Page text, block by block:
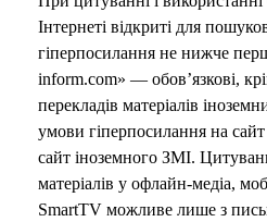
Інтернеті відкриті для
гіперпосилання не нижче
inform.com» — обов’язкові,
перекладів матеріалів
умови гіперпосилання на
сайт іноземного ЗМІ.
матеріалів у офлайн-медіа,
SmartTV можливе лише з